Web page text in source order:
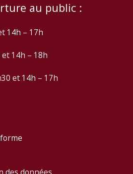
au public :
14h – 17h
14h – 18h
et 14h – 17h
des données